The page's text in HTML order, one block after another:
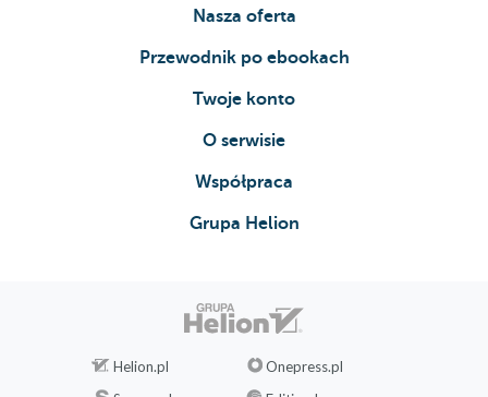
Nasza oferta
Przewodnik po ebookach
Twoje konto
O serwisie
Współpraca
Grupa Helion
Helion.pl
Onepress.pl